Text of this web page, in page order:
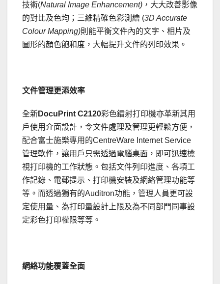
技術(Natural Image Enhancement) ，大大改善影像
的對比及色均；三維精確色彩測繪 (3D Accurate
Colour Mapping)則能平衡文件內的文字、相片及
圖形的顏色飽和度，大幅提升文件的列印效果。
文件管理更添效率
全新DocuPrint C2120彩色鐳射打印機亦革新其用
戶使用介面設計，令文件處理及管理更輕鬆方便，
配合富士施樂專用的CentreWare Internet Service
管理軟件，讓用戶只需透過電腦桌面，即可迅速檢
視打印機的工作狀態。包括文件列印進度、各項工
作記錄、電郵提示、打印機安裝及網絡管理功能等
等。而透過獨有的Auditron功能，管理人員更可設
定使用量、為打印量設計上限及為不同部門同事設
定彩色打印權限等等。
網絡功能覆蓋全面